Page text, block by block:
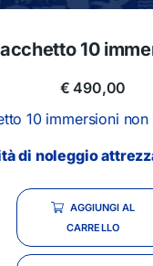
10
€ 490,00
10 immersioni non
di noleggio
AGGIUNGI AL
CARRELLO